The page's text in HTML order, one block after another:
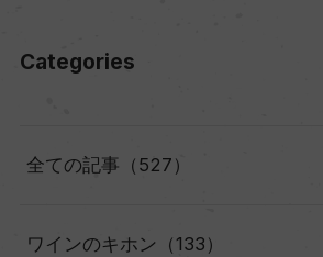
Categories
全ての記事（527）
ワインのキホン（133）